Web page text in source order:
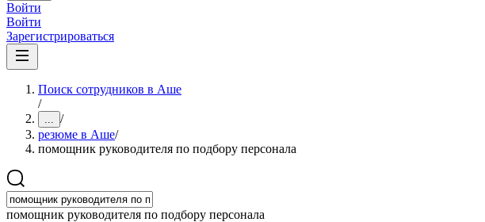
Войти
Войти
Зарегистрироваться
Поиск сотрудников в Аше
/
... /
резюме в Аше/
помощник руководителя по подбору персонала
помощник руководителя по подбору персонала